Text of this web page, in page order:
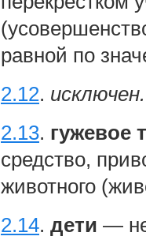
равной по
2.12. исключен.
2.13. гужевое
средство,
животного
2.14. дети —